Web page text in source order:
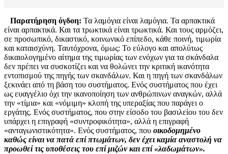
Παρατήρηση όγδοη: Τα λαμόγια είναι λαμόγια. Τα αρπακτικά
είναι αρπακτικά. Και τα τρωκτικά είναι τρωκτικά. Και τους αρμόζει,
σε προσωπικό, δικαστικό, κοινωνικό επίπεδο, κάθε ποινή, τιμωρία
και καταισχύνη. Ταυτόχρονα, όμως: Το εύλογο και απολύτως
δικαιολογημένο αίτημα της τιμωρίας των ενόχων για τα σκάνδαλα
δεν πρέπει να συσκοτίζει και να θολώνει την κριτική ικανότητα
εντοπισμού της πηγής των σκανδάλων. Και η πηγή των σκανδάλων
ξεκινάει από τη βάση του συστήματος. Ενός συστήματος που έχει
ως ευαγγέλιο όχι την ικανοποίηση των ανθρώπινων αναγκών, αλλά
την «τίμια» και «νόμιμη» κλοπή της υπεραξίας που παράγει ο
εργάτης. Ενός συστήματος, που στην είσοδο του βασιλείου του δεν
υπάρχει η επιγραφή «συντροφικότητα», αλλά η επιγραφή
«ανταγωνιστικότητα». Ενός συστήματος, που οικοδομημένο
καθώς είναι να πατά επί πτωμάτων, δεν έχει καμία αναστολή να
προωθεί τις υποθέσεις του επί μιζών και επί «λαδωμάτων».